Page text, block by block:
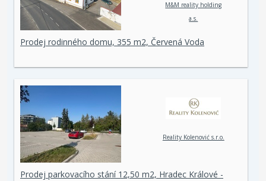
M&M reality holding
a.s.
Prodej rodinného domu, 355 m2, Červená Voda
Reality Kolenović s.r.o.
Prodej parkovacího stání 12,50 m2, Hradec Králové -